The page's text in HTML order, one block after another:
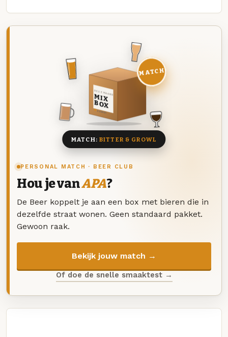
PERSONAL MATCH · BEER CLUB
Hou je vanAPA?
De Beer koppelt je aan een box met bieren die in
dezelfde straat wonen. Geen standaard pakket.
Gewoon raak.
Bekijk jouw match →
Of doe de snelle smaaktest →
DEZE MAAND
MIX
BOX
8 BIEREN
MATCH
MATCH: BITTER & GROWL